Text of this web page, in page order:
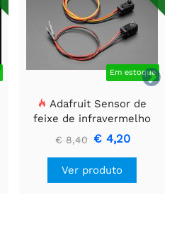

Em estoque
Adafruit Sensor de
feixe de infravermelho
com extremidades de
cabeçalho de fio premium
- LEDs de 5 mm
€ 8,40 € 4,20
Ver produto